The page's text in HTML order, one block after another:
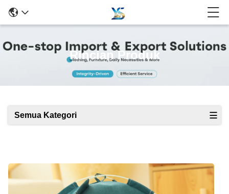
Rincian Produk
Semua Kategori